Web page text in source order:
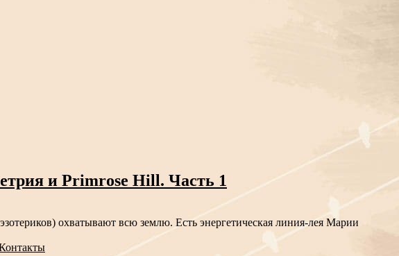
и Primrose Hill. Часть 1
охватывают всю землю. Есть энергетическая линия-лея Марии